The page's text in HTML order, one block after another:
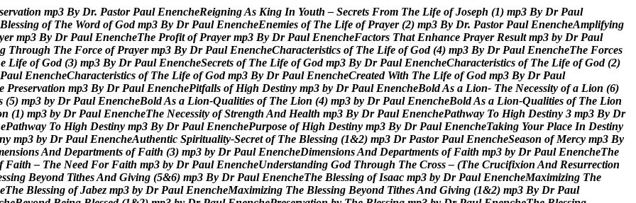
servation mp3 By Dr. Pastor Paul EnencheReigningAs King In Youth – Secrets From The Life of Joseph (1) mp3 By Dr Paul
Blessing of The Word of God mp3 By Dr Paul EnencheEnemies of The Life of Prayer (2) mp3 By Dr. Pastor Paul EnencheAmplifying
yer mp3 By Dr Paul EnencheThe Profit of Prayer mp3 By Dr Paul EnencheFactors That Enhance Prayer Result mp3 by Dr Paul
g Through The Force of Prayer mp3 By Dr Paul EnencheCharacteristics of The Life of God (4) mp3 By Dr Paul EnencheThe Forces
e Life of God (3) mp3 By Dr Paul EnencheSecrets of The Life of God mp3 By Dr Paul EnencheCharacteristics of The Life of God (2)
Paul EnencheCharacteristics of The Life of God mp3 By Dr Paul EnencheCreated With The Life of God mp3 By Dr Paul
e Preservation mp3 By Dr Paul EnenchePitfalls of High Destiny mp3 by Dr Paul EnencheBoldAs a Lion- The Necessity of a Lion (6)
(5) mp3 by Dr Paul EnencheBoldAs a Lion-Qualities of The Lion (4) mp3 by Dr Paul EnencheBoldAs a Lion-Qualities of The Lion
n (1) mp3 by Dr Paul EnencheThe Necessity of Strength And Health mp3 By Dr Paul EnenchePathway To High Destiny 3 mp3 By Dr
ePathway To High Destiny mp3 By Dr Paul EnenchePurpose of High Destiny mp3 By Dr Paul EnencheTaking Your Place In Destiny
ny mp3 by Dr Paul EnencheAuthentic Spirituality-Secret of The Blessing (1&2) mp3 Dr Pastor Paul EnencheSeason of Mercy mp3 By
ensionsAnd Departments of Faith (3) mp3 by Dr Paul EnencheDimensionsAnd Departments of Faith mp3 by Dr Paul EnencheThe
f Faith – The Need For Faith mp3 by Dr Paul EnencheUnderstanding God Through The Cross – (The Crucifixion And Resurrection
ssing Beyond TithesAnd Giving (5&6) mp3 By Dr Paul EnencheThe Blessing of Isaac mp3 by Dr Paul EnencheMaximizing The
eThe Blessing of Jabez mp3 by Dr Paul EnencheMaximizing The Blessing Beyond TithesAnd Giving (1&2) mp3 By Dr Paul